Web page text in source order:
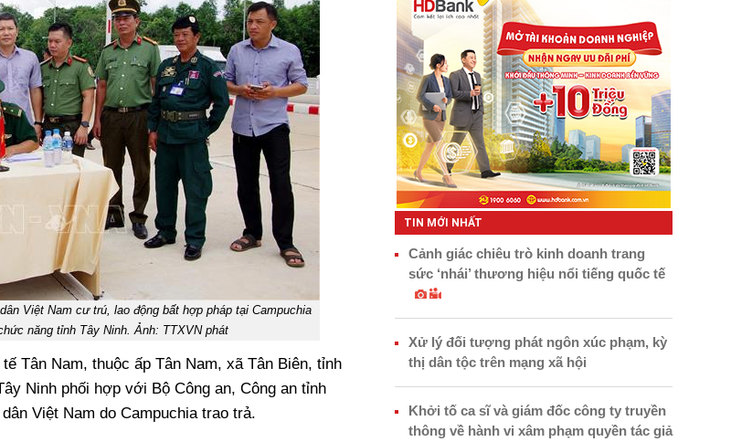
Việt Nam cư trú, lao động bất hợp pháp tại Campuchia
năng tỉnh Tây Ninh. Ảnh: TTXVN phát
Tân Nam, thuộc ấp Tân Nam, xã Tân Biên, tỉnh
Ninh phối hợp với Bộ Công an, Công an tỉnh
Việt Nam do Campuchia trao trả.
TIN MỚI NHẤT
Cảnh giác chiêu trò kinh doanh trang
sức ‘nhái’ thương hiệu nổi tiếng quốc tế
Xử lý đối tượng phát ngôn xúc phạm, kỳ
thị dân tộc trên mạng xã hội
Khởi tố ca sĩ và giám đốc công ty truyền
thông về hành vi xâm phạm quyền tác giả